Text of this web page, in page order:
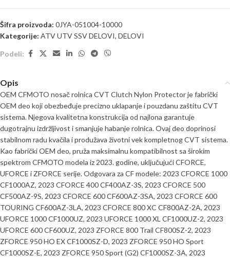
Šifra proizvoda: 0JYA-051004-10000
Kategorije: ATV UTV SSV DELOVI, DELOVI
Podeli:
Opis
OEM CFMOTO nosač rolnica CVT Clutch Nylon Protector je fabrički
OEM deo koji obezbeđuje precizno uklapanje i pouzdanu zaštitu CVT
sistema. Njegova kvalitetna konstrukcija od najlona garantuje
dugotrajnu izdržljivost i smanjuje habanje rolnica. Ovaj deo doprinosi
stabilnom radu kvačila i produžava životni vek kompletnog CVT sistema.
Kao fabrički OEM deo, pruža maksimalnu kompatibilnost sa širokim
spektrom CFMOTO modela iz 2023. godine, uključujući CFORCE,
UFORCE i ZFORCE serije. Odgovara za CF modele: 2023 CFORCE 1000
CF1000AZ, 2023 CFORCE 400 CF400AZ-3S, 2023 CFORCE 500
CF500AZ-9S, 2023 CFORCE 600 CF600AZ-3SA, 2023 CFORCE 600
TOURING CF600AZ-3LA, 2023 CFORCE 800 XC CF800AZ-2A, 2023
UFORCE 1000 CF1000UZ, 2023 UFORCE 1000 XL CF1000UZ-2, 2023
UFORCE 600 CF600UZ, 2023 ZFORCE 800 Trail CF800SZ-2, 2023
ZFORCE 950 HO EX CF1000SZ-D, 2023 ZFORCE 950 HO Sport
CF1000SZ-E, 2023 ZFORCE 950 Sport (G2) CF1000SZ-3A, 2023